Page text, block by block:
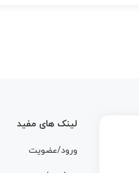
لینک های مفید
ورود/عضویت